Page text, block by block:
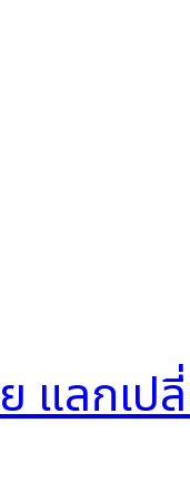
ลกเปลี่